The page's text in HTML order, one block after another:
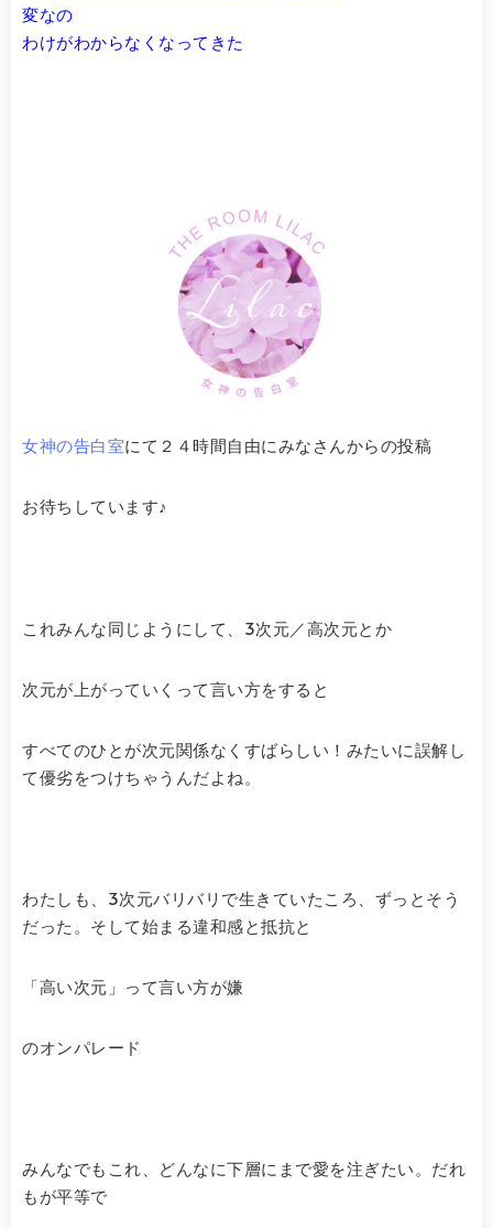
変なの
わけがわからなくなってきた
女神の告白室にて２４時間自由にみなさんからの投稿
お待ちしています♪
これみんな同じようにして、3次元／高次元とか
次元が上がっていくって言い方をすると
すべてのひとが次元関係なくすばらしい！みたいに誤解し
て優劣をつけちゃうんだよね。
わたしも、3次元バリバリで生きていたころ、ずっとそう
だった。そして始まる違和感と抵抗と
「高い次元」って言い方が嫌
のオンパレード
みんなでもこれ、どんなに下層にまで愛を注ぎたい。だれ
もが平等で